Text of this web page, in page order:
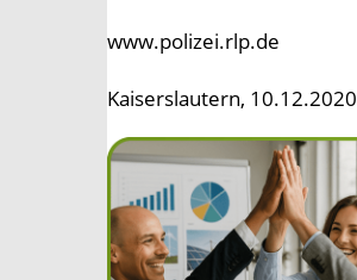
www.polizei.rlp.de
Kaiserslautern, 10.12.2020